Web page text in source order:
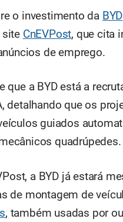
o investimento da BYD
site CnEVPost, que cita
de emprego.
que a BYD está a
detalhando que os
guiados
quadrúpedes.
a BYD já estará
de montagem de
, também usadas por